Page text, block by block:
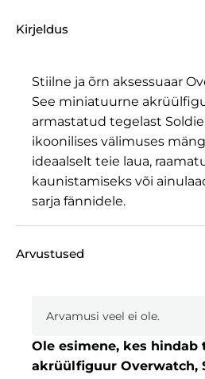
Soldier:
kogus
Kirjeldus
Stiilne ja õrn aksessuaar
See miniatuurne
armastatud tegelast
ikoonilises välimuses
ideaalselt teie laua,
kaunistamiseks või
sarja fännidele.
Arvustused
Arvamusi veel ei ole.
Ole esimene, kes hindab
akrüülfiguur Overwatch,